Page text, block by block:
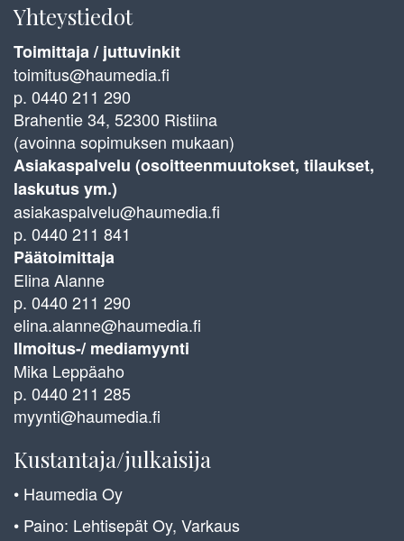
Yhteystiedot
Toimittaja / juttuvinkit
toimitus@haumedia.fi
p. 0440 211 290
Brahentie 34, 52300 Ristiina
(avoinna sopimuksen mukaan)
Asiakaspalvelu (osoitteenmuutokset, tilaukset,
laskutus ym.)
asiakaspalvelu@haumedia.fi
p. 0440 211 841
Päätoimittaja
Elina Alanne
p. 0440 211 290
elina.alanne@haumedia.fi
Ilmoitus-/ mediamyynti
Mika Leppäaho
p. 0440 211 285
myynti@haumedia.fi
Kustantaja/julkaisija
• Haumedia Oy
• Paino: Lehtisepät Oy, Varkaus